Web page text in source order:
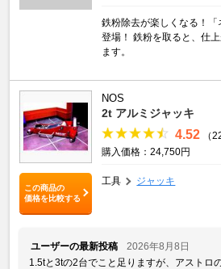
鉄粉除去が楽しくなる！
登場！ 鉄粉を取ると、仕
ます。
この商品の
価格を比較する
NOS
2t アルミジャッキ
4.52
（
購入価格：24,750円
工具 ジャッキ
ユーザーの最新投稿
2026年8月8日
1.5tと3tの2台でこと足りますが、アストロ